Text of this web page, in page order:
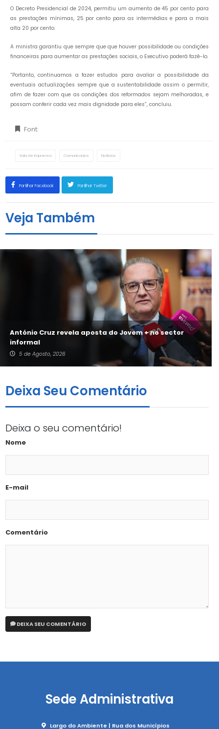
O Decreto Presidencial de 2024, permitiu um aumento de 45 por cento para
as prestações mínimas, 25 por cento para as intermédias e para a mais
alta 20 por cento.
A ministra garantiu que sempre que que houver possibilidade ou condições
financeiras para aumentar as prestações sociais, o Executivo poderá fazê-lo.
“Portanto, continuamos a fazer estudos para avaliar a possibilidade da
eventuais actualizaçōes sempre que a sustentabilidade assim o permitir,
afim de fazer com que as condições dos reformados sejam melhoradas, e
possam conferir cada vez mais dignidade para eles”, concluiu.
Font:
Sala de Imprensa Comunicados Notícias
Partilhar Facebook Partilhar Twitter
Veja Também
António Cruz revela aposta do Jovem + no sector
informal
5 de Agosto, 2026
Deixa Seu Comentário
Deixa o seu comentário!
Nome
E-mail
Comentário
DEIXA SEU COMENTÁRIO
Sede Administrativa
Largo do Ambiente | Rua dos Municípios